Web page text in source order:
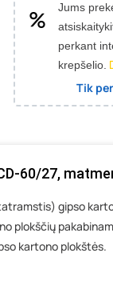
Jums
perkant
krepšelio.
Tik
60/27,
gipso
plokščių
kartono plokštės.